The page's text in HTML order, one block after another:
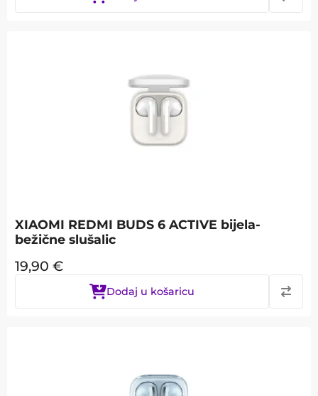
XIAOMI REDMI BUDS 6 ACTIVE bijela-
bežične slušalic
19,90 €
Dodaj u košaricu